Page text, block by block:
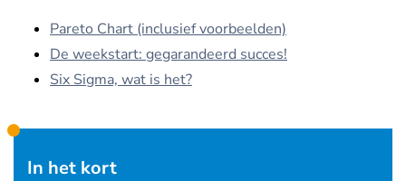
Pareto Chart (inclusief voorbeelden)
De weekstart: gegarandeerd succes!
Six Sigma, wat is het?
In het kort